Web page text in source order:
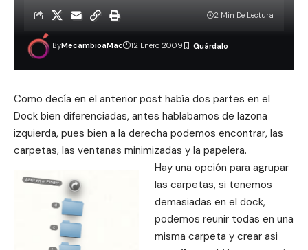
ByMecambioaMac 12 Enero 2009
2 Min De Lectura
Como decía en el anterior post había dos partes en el
Dock bien diferenciadas, antes hablabamos de lazona
izquierda, pues bien a la derecha podemos encontrar, las
carpetas, las ventanas minimizadas y la papelera.
Hay una opción para agrupar
las carpetas, si tenemos
demasiadas en el dock,
podemos reunir todas en una
misma carpeta y crear asi